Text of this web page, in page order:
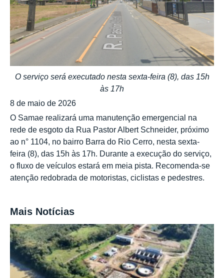
O serviço será executado nesta sexta-feira (8), das 15h
às 17h
8 de maio de 2026
O Samae realizará uma manutenção emergencial na
rede de esgoto da Rua Pastor Albert Schneider, próximo
ao n° 1104, no bairro Barra do Rio Cerro, nesta sexta-
feira (8), das 15h às 17h. Durante a execução do serviço,
o fluxo de veículos estará em meia pista. Recomenda-se
atenção redobrada de motoristas, ciclistas e pedestres.
Mais Notícias